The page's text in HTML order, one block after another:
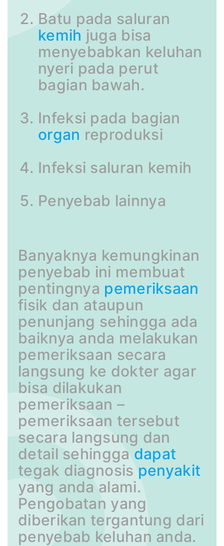
Batu pada saluran
kemih juga bisa
menyebabkan keluhan
nyeri pada perut
bagian bawah.
Infeksi pada bagian
organ reproduksi
Infeksi saluran kemih
Penyebab lainnya
Banyaknya kemungkinan
penyebab ini membuat
pentingnya pemeriksaan
fisik dan ataupun
penunjang sehingga ada
baiknya anda melakukan
pemeriksaan secara
langsung ke dokter agar
bisa dilakukan
pemeriksaan –
pemeriksaan tersebut
secara langsung dan
detail sehingga dapat
tegak diagnosis penyakit
yang anda alami.
Pengobatan yang
diberikan tergantung dari
penyebab keluhan anda.